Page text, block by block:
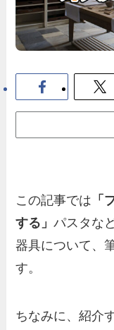
この記事では 「
する」パスタな
器具について、
す。
ちなみに、紹介